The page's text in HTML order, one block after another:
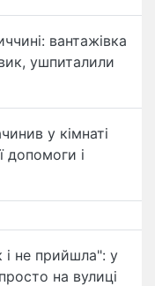
вантажівка
ушпиталили
у кімнаті
і
і не прийшла": у
на вулиці